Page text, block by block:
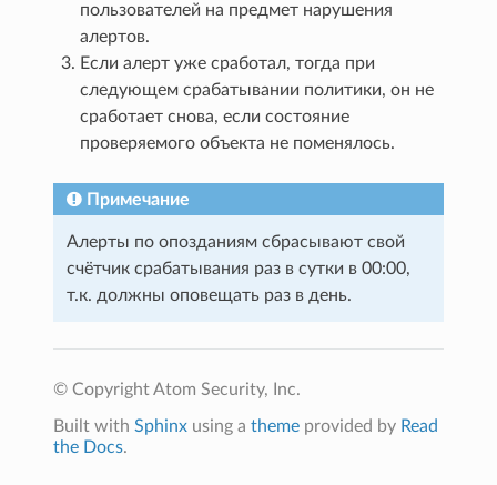
пользователей на предмет нарушения
алертов.
Если алерт уже сработал, тогда при
следующем срабатывании политики, он не
сработает снова, если состояние
проверяемого объекта не поменялось.
Примечание
Алерты по опозданиям сбрасывают свой
счётчик срабатывания раз в сутки в 00:00,
т.к. должны оповещать раз в день.
© Copyright Atom Security, Inc.
Built withSphinx using atheme provided by Read
the Docs.